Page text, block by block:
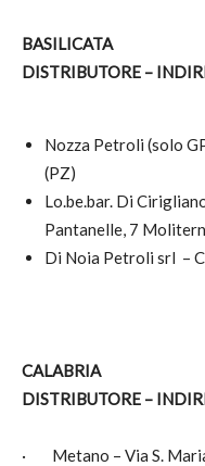
BASILICATA
DISTRIBUTORE –
Nozza Petroli (solo
(PZ)
Lo.be.bar. Di
Pantanelle, 7
Di Noia Petroli srl –
CALABRIA
DISTRIBUTORE –
·
Metano – Via S.